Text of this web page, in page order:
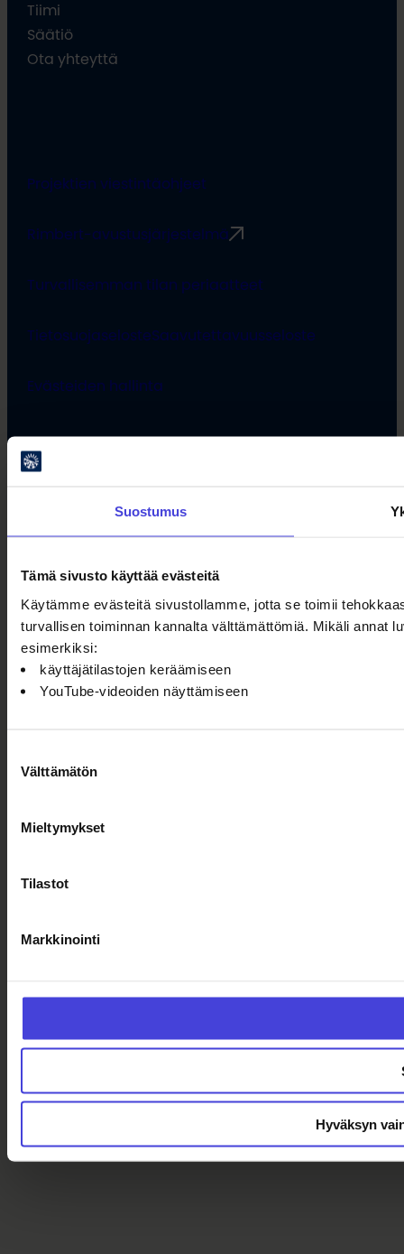
Suostumus
Tämä sivusto käyttää evästeitä
Käytämme evästeitä sivustollamme, jotta se toimii
turvallisen toiminnan kannalta välttämättömiä. Mikäli annat
esimerkiksi:
käyttäjätilastojen keräämiseen
YouTube-videoiden näyttämiseen
valinta
Välttämätön
Mieltymykset
Tilastot
Markkinointi
Hyväksyn
Tiimi
Säätiö
Ota yhteyttä
Projektien viestintäohjeet
Rimbert-avustusjärjestelmä
Turvallisemman tilan periaatteet
TietosuojaselosteSaavutettavuusseloste
Evästeiden hallinta